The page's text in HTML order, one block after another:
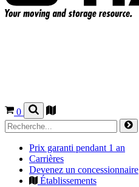
0
Prix garanti pendant 1 an
Carrières
Devenez un concessionnaire
Établissements